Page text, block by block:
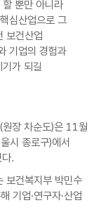
뿐만 아니라
심산업으로 그
보건산업
기업의 경험과
가 되길
원장 차순도)은 11월
시 종로구)에서
.
보건복지부 박민수
기업·연구자·산업